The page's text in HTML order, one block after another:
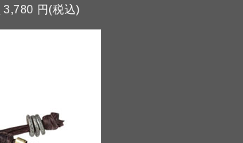
3,780 円(税込)